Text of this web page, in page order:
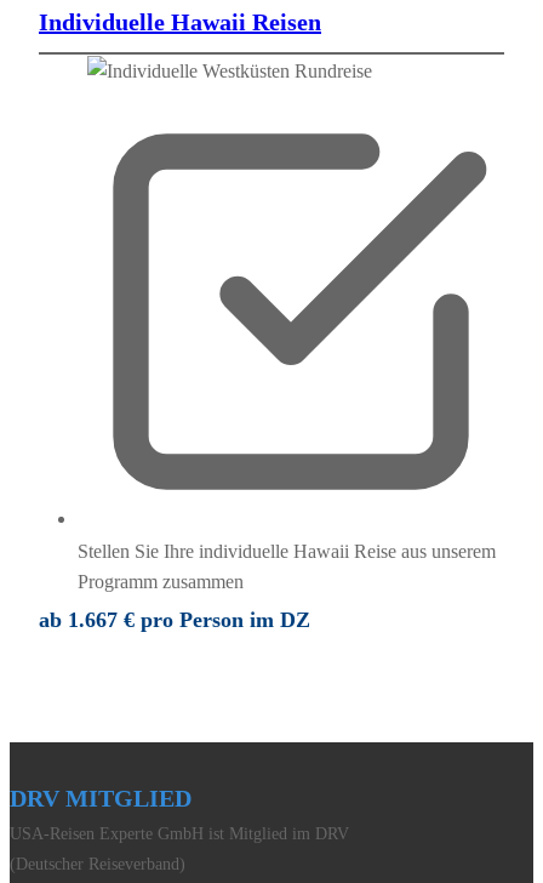
Individuelle Hawaii Reisen
Stellen Sie Ihre individuelle Hawaii Reise aus unserem
Programm zusammen
ab 1.667 € pro Person im DZ
DRV MITGLIED
USA-Reisen Experte GmbH ist Mitglied im DRV
(Deutscher Reiseverband)